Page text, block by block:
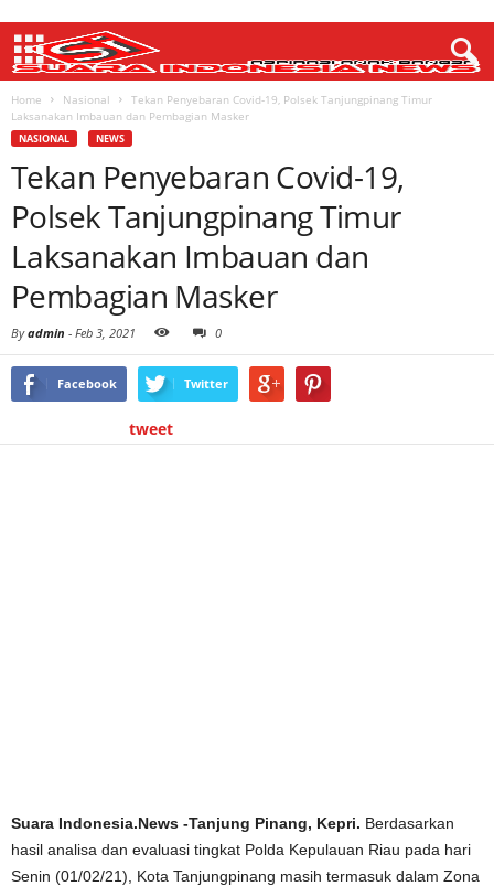
Home Nasional
Tekan Penyebaran Covid-19, Polsek Tanjungpinang Timur
Laksanakan Imbauan dan Pembagian Masker
NASIONAL NEWS
Tekan Penyebaran Covid-19,
Polsek Tanjungpinang Timur
Laksanakan Imbauan dan
Pembagian Masker
Byadmin - Feb 3, 2021 0
Facebook Twitter
tweet
Suara Indonesia.News -Tanjung Pinang, Kepri. Berdasarkan
hasil analisa dan evaluasi tingkat Polda Kepulauan Riau pada hari
Senin (01/02/21), Kota Tanjungpinang masih termasuk dalam Zona